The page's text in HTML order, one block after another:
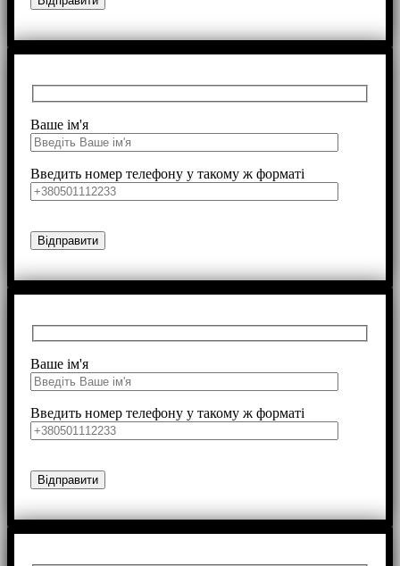
Ваше ім'я
Введить номер телефону у такому ж форматі
Ваше ім'я
Введить номер телефону у такому ж форматі